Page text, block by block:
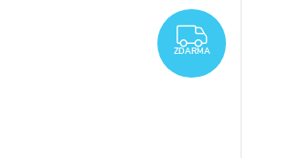
ZDARMA
ZDARMA